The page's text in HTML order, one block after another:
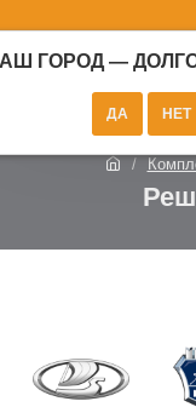
ГОРОД —